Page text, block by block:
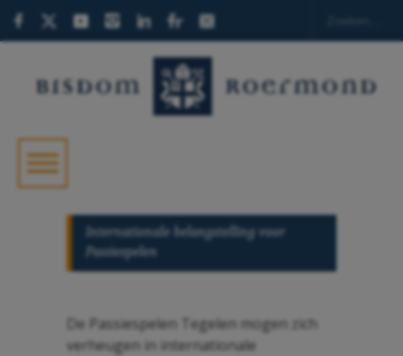
Internationale belangstelling voor
Passiespelen
De Passiespelen Tegelen mogen zich
verheugen in internationale